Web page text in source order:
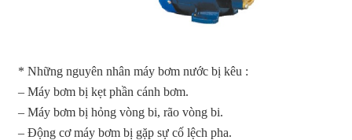
* Những nguyên nhân máy bơm nước bị kêu :
– Máy bơm bị kẹt phần cánh bơm.
– Máy bơm bị hỏng vòng bi, rão vòng bi.
– Động cơ máy bơm bị gặp sự cố lệch pha.